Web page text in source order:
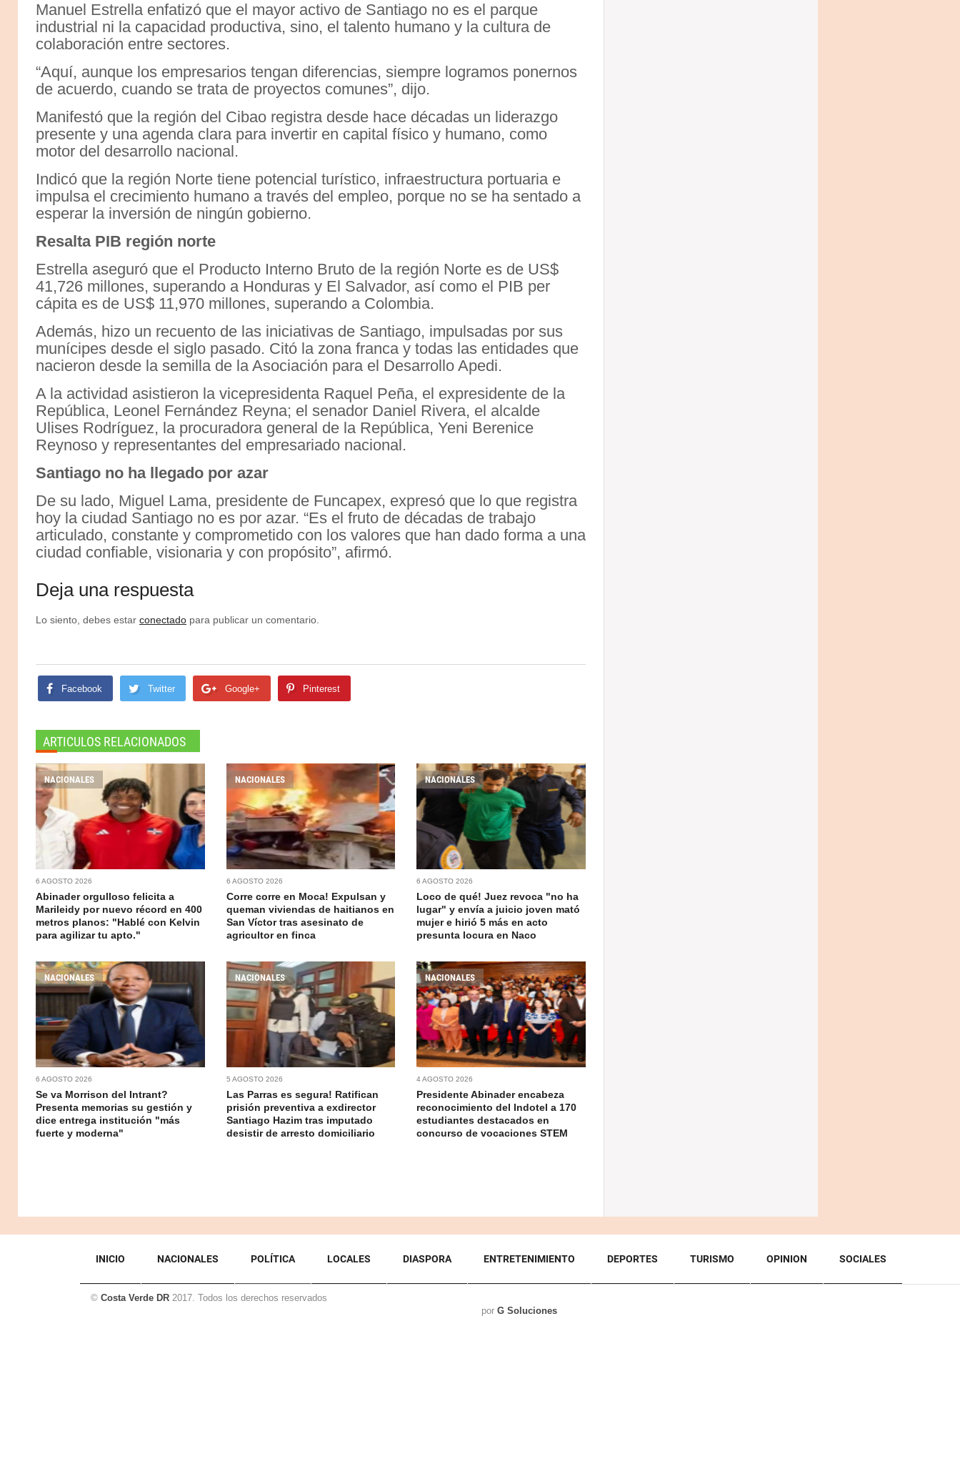
Manuel Estrella enfatizó que el mayor activo de Santiago no es el parque
industrial ni la capacidad productiva, sino, el talento humano y la cultura de
colaboración entre sectores.
“Aquí, aunque los empresarios tengan diferencias, siempre logramos ponernos
de acuerdo, cuando se trata de proyectos comunes”, dijo.
Manifestó que la región del Cibao registra desde hace décadas un liderazgo
presente y una agenda clara para invertir en capital físico y humano, como
motor del desarrollo nacional.
Indicó que la región Norte tiene potencial turístico, infraestructura portuaria e
impulsa el crecimiento humano a través del empleo, porque no se ha sentado a
esperar la inversión de ningún gobierno.
Resalta PIB región norte
Estrella aseguró que el Producto Interno Bruto de la región Norte es de US$
41,726 millones, superando a Honduras y El Salvador, así como el PIB per
cápita es de US$ 11,970 millones, superando a Colombia.
Además, hizo un recuento de las iniciativas de Santiago, impulsadas por sus
munícipes desde el siglo pasado. Citó la zona franca y todas las entidades que
nacieron desde la semilla de la Asociación para el Desarrollo Apedi.
A la actividad asistieron la vicepresidenta Raquel Peña, el expresidente de la
República, Leonel Fernández Reyna; el senador Daniel Rivera, el alcalde
Ulises Rodríguez, la procuradora general de la República, Yeni Berenice
Reynoso y representantes del empresariado nacional.
Santiago no ha llegado por azar
De su lado, Miguel Lama, presidente de Funcapex, expresó que lo que registra
hoy la ciudad Santiago no es por azar. “Es el fruto de décadas de trabajo
articulado, constante y comprometido con los valores que han dado forma a una
ciudad confiable, visionaria y con propósito”, afirmó.
Deja una respuesta
Lo siento, debes estar conectado para publicar un comentario.
Facebook Twitter Google+ Pinterest
ARTICULOS RELACIONADOS
NACIONALES
6 AGOSTO 2026
Abinader orgulloso felicita a
Marileidy por nuevo récord en 400
metros planos: "Hablé con Kelvin
para agilizar tu apto."
NACIONALES
6 AGOSTO 2026
Corre corre en Moca! Expulsan y
queman viviendas de haitianos en
San Víctor tras asesinato de
agricultor en finca
NACIONALES
6 AGOSTO 2026
Loco de qué! Juez revoca "no ha
lugar" y envía a juicio joven mató
mujer e hirió 5 más en acto
presunta locura en Naco
NACIONALES
6 AGOSTO 2026
Se va Morrison del Intrant?
Presenta memorias su gestión y
dice entrega institución "más
fuerte y moderna"
NACIONALES
5 AGOSTO 2026
Las Parras es segura! Ratifican
prisión preventiva a exdirector
Santiago Hazim tras imputado
desistir de arresto domiciliario
NACIONALES
4 AGOSTO 2026
Presidente Abinader encabeza
reconocimiento del Indotel a 170
estudiantes destacados en
concurso de vocaciones STEM
INICIO NACIONALES POLÍTICA LOCALES DIASPORA ENTRETENIMIENTO DEPORTES TURISMO OPINION SOCIALES
© Costa Verde DR 2017. Todos los derechos reservados
por G Soluciones